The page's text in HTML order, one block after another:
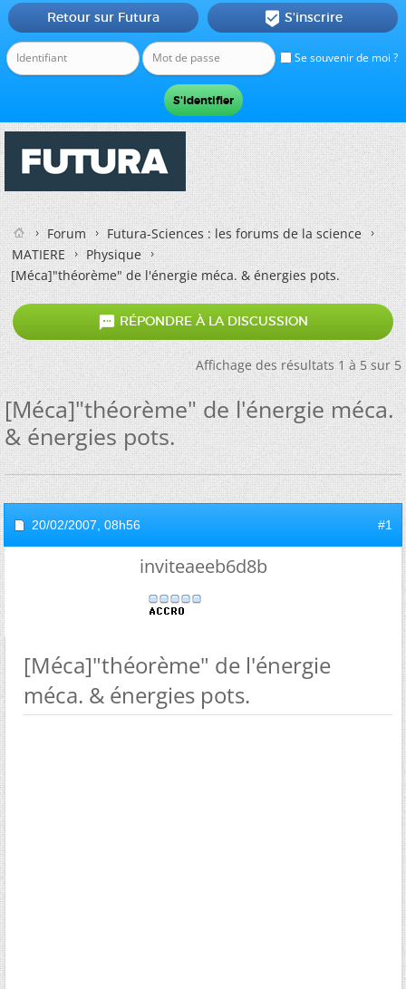
Se souvenir de moi ?
Retour sur Futura  S'inscrire
Forum
Futura-Sciences : les forums de la science
MATIERE
Physique
[Méca]"théorème" de l'énergie méca. & énergies pots.
 RÉPONDRE À LA DISCUSSION
Affichage des résultats 1 à 5 sur 5
[Méca]"théorème" de l'énergie méca.
& énergies pots.
20/02/2007, 08h56 #1
inviteaeeb6d8b
[Méca]"théorème" de l'énergie
méca. & énergies pots.